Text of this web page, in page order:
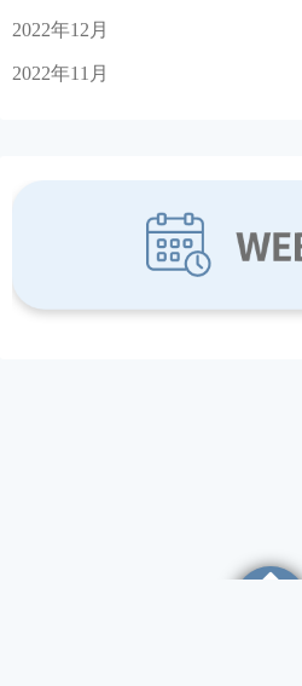
2022年12月
2022年11月